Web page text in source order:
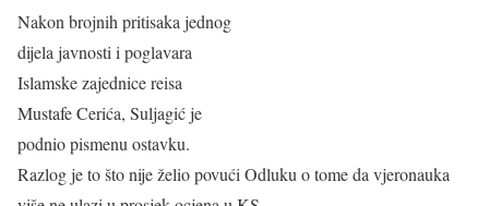
Nakon brojnih pritisaka jednog
dijela javnosti i poglavara
Islamske zajednice reisa
Mustafe Cerića, Suljagić je
podnio pismenu ostavku.
Razlog je to što nije želio povući Odluku o tome da vjeronauka